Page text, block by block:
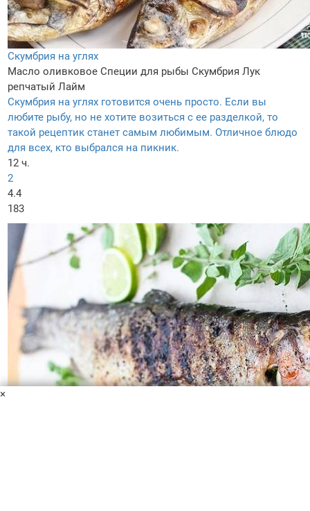
Скумбрия на углях
Масло оливковое Специи для рыбы Скумбрия Лук
репчатый Лайм
Скумбрия на углях готовится очень просто. Если вы
любите рыбу, но не хотите возиться с ее разделкой, то
такой рецептик станет самым любимым. Отличное блюдо
для всех, кто выбрался на пикник.
12 ч.
2
4.4
183
×